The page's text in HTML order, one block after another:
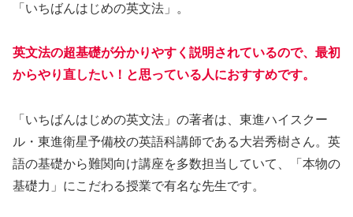
「いちばんはじめの英文法」。
英文法の超基礎が分かりやすく説明されているので、最初
からやり直したい！と思っている人におすすめです。
「いちばんはじめの英文法」の著者は、東進ハイスクー
ル・東進衛星予備校の英語科講師である大岩秀樹さん。英
語の基礎から難関向け講座を多数担当していて、「本物の
基礎力」にこだわる授業で有名な先生です。